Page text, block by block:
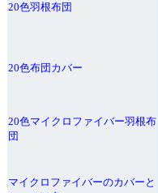
20色羽根布団
20色布団カバー
20色マイクロファイバー羽根布
団
マイクロファイバーのカバーと